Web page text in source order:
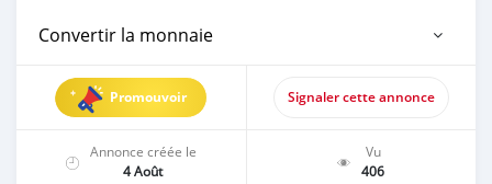
Convertir la monnaie
Promouvoir Signaler cette annonce
Annonce créée le
4 Août
Vu
406